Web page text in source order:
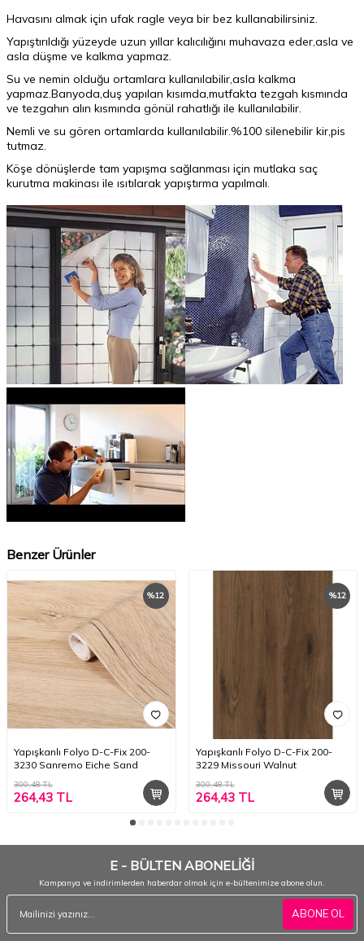
Havasını almak için ufak ragle veya bir bez kullanabilirsiniz.
Yapıştırıldığı yüzeyde uzun yıllar kalıcılığını muhavaza eder,asla ve
asla düşme ve kalkma yapmaz.
Su ve nemin olduğu ortamlara kullanılabilir,asla kalkma
yapmaz.Banyoda,duş yapılan kısımda,mutfakta tezgah kısmında
ve tezgahın alın kısmında gönül rahatlığı ile kullanılabilir.
Nemli ve su gören ortamlarda kullanılabilir.%100 silenebilir kir,pis
tutmaz.
Köşe dönüşlerde tam yapışma sağlanması için mutlaka saç
kurutma makinası ile ısıtılarak yapıştırma yapılmalı.
Benzer Ürünler
%12
Yapışkanlı Folyo D-C-Fix 200-
3230 Sanremo Eiche Sand
300,48TL
264,43 TL
%12
Yapışkanlı Folyo D-C-Fix 200-
3229 Missouri Walnut
300,48TL
264,43TL
E - BÜLTEN ABONELİĞİ
Kampanya ve indirimlerden haberdar olmak için e-bültenimize abone olun.
ABONE OL